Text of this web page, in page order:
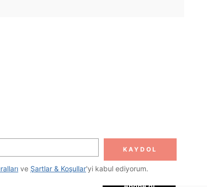
KAYDOL
ve Şartlar & Koşullar'yi kabul ediyorum.